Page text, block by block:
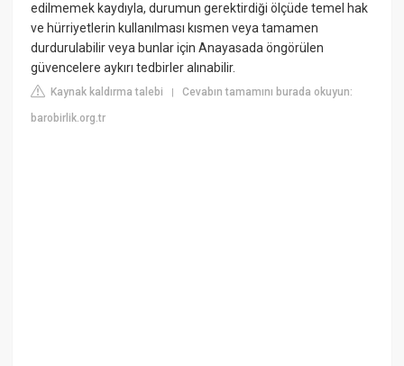
edilmemek kaydıyla, durumun gerektirdiği ölçüde temel hak
ve hürriyetlerin kullanılması kısmen veya tamamen
durdurulabilir veya bunlar için Anayasada öngörülen
güvencelere aykırı tedbirler alınabilir.
Kaynak kaldırma talebi |Cevabın tamamını burada okuyun:
barobirlik.org.tr